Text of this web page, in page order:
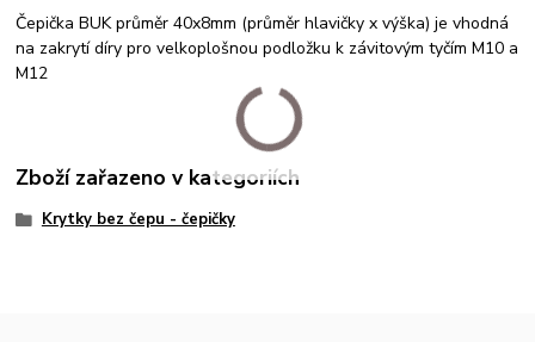
Čepička BUK průměr 40x8mm (průměr hlavičky x výška) je vhodná
na zakrytí díry pro velkoplošnou podložku k závitovým tyčím M10 a
M12
Zboží zařazeno v kategoriích
Krytky bez čepu - čepičky